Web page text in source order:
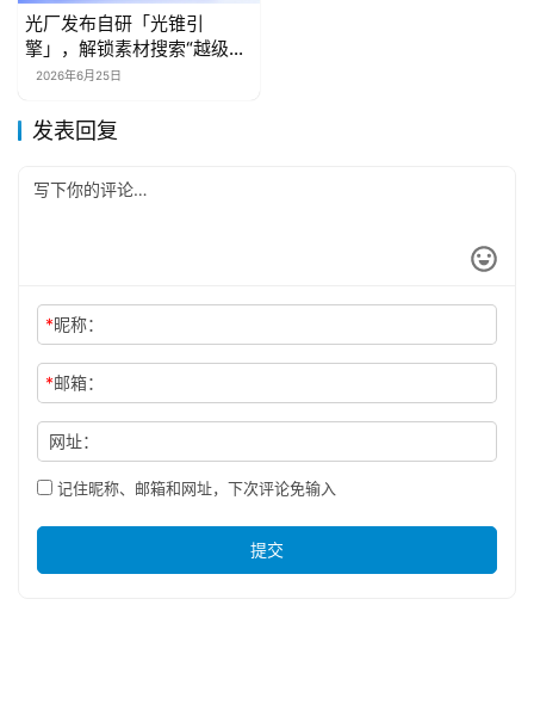
光厂发布自研「光锥引
擎」，解锁素材搜索“越级体
验”
2026年6月25日
发表回复
*昵称：
*邮箱：
网址：
记住昵称、邮箱和网址，下次评论免输入
提交